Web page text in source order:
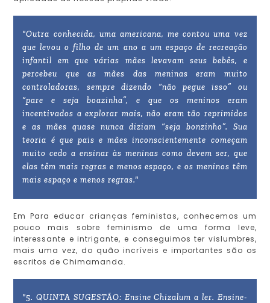
"Outra conhecida, uma americana, me contou uma vez
que levou o filho de um ano a um espaço de recreação
infantil em que várias mães levavam seus bebês, e
percebeu que as mães das meninas eram muito
controladoras, sempre dizendo “não pegue isso” ou
“pare e seja boazinha”, e que os meninos eram
incentivados a explorar mais, não eram tão reprimidos
e as mães quase nunca diziam “seja bonzinho”. Sua
teoria é que pais e mães inconscientemente começam
muito cedo a ensinar às meninas como devem ser, que
elas têm mais regras e menos espaço, e os meninos têm
mais espaço e menos regras."
Em Para educar crianças feministas, conhecemos um
pouco mais sobre feminismo de uma forma leve,
interessante e intrigante, e conseguimos ter vislumbres,
mais uma vez, do quão incríveis e importantes são os
escritos de Chimamanda.
"5. QUINTA SUGESTÃO: Ensine Chizalum a ler. Ensine-